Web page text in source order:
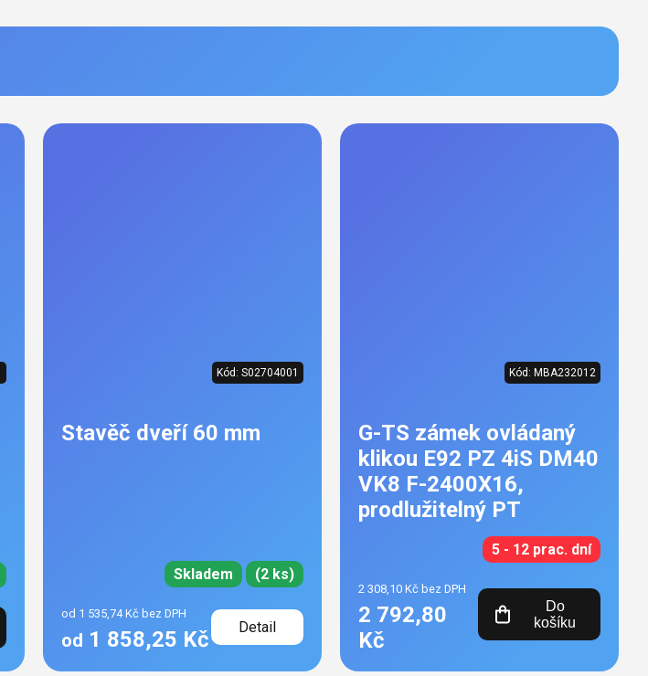
Kód: S02704001
Stavěč dveří 60 mm
Skladem (2 ks)
od 1 535,74 Kč bez DPH
od 1 858,25 Kč Detail
Kód: MBA232012
G-TS zámek ovládaný
klikou E92 PZ 4iS DM40
VK8 F-2400X16,
prodlužitelný PT
5 - 12 prac. dní
2 308,10 Kč bez DPH
2 792,80
Kč
Do
košíku